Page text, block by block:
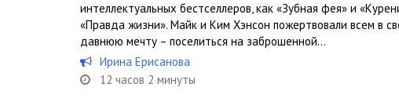
интеллектуальных бестселлеров, как «Зубная фея» и
«Правда жизни». Майк и Ким Хэнсон пожертвовали всем в
давнюю мечту – поселиться на заброшенной...
Ирина Ерисанова
12 часов 2 минуты